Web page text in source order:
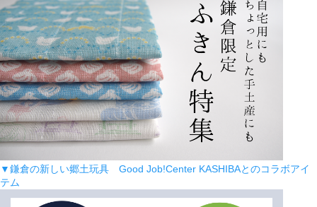
▼鎌倉の新しい郷土玩具 Good Job!Center KASHIBAとのコラボアイ
テム